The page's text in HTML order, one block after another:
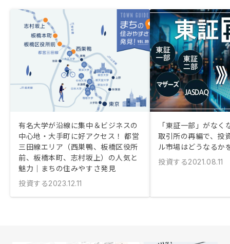
有名大学が沿線に集中＆ビジネスの
中心地・大手町に好アクセス！ 都営
三田線エリア（西巣鴨、板橋区役所
前、板橋本町、志村坂上）の人気と
魅力｜まちの住みやすさ発見
投資する2023.12.11
「東証一部」がな
取引所の再編で、投
ル市場はどうなるか
投資する2021.08.11